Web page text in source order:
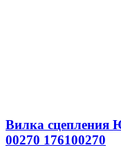
Вилка сцепления
00270 176100270